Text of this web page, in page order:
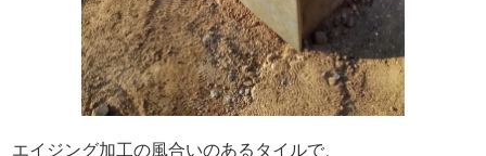
エイジング加工の風合いのあるタイルで、